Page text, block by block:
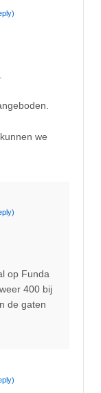
we
op Funda
400 bij
de gaten